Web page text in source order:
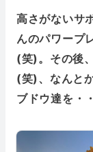
高さがないサ
んのパワープ
(笑)。その後
(笑)、なんと
ブドウ達を・